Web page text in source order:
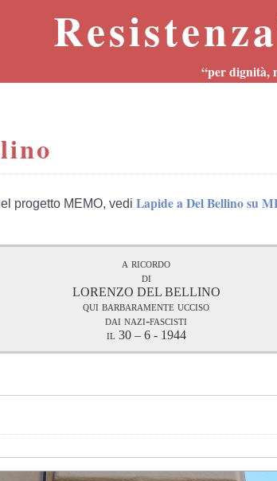
“per dignità,
progetto MEMO, vedi Lapide a Del Bellino su
a ricordo
di
LORENZO DEL BELLINO
qui barbaramente ucciso
dai nazi-fascisti
il 30 – 6 - 1944